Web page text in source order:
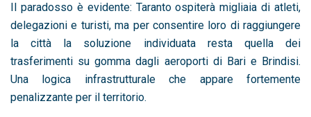
Il paradosso è evidente: Taranto ospiterà migliaia di atleti,
delegazioni e turisti, ma per consentire loro di raggiungere
la città la soluzione individuata resta quella dei
trasferimenti su gomma dagli aeroporti di Bari e Brindisi.
Una logica infrastrutturale che appare fortemente
penalizzante per il territorio.